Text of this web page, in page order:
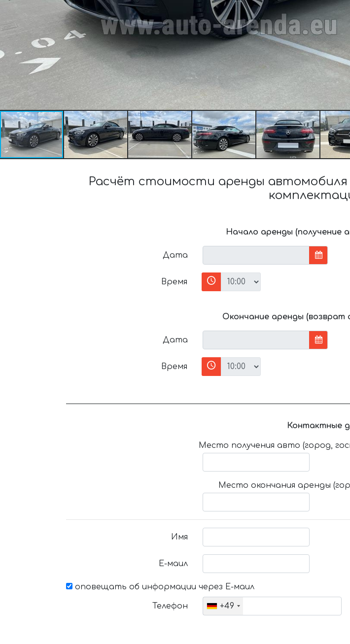
Расчёт стоимости аренды автомобиля
Начало аренды (получение
Дата
Время
Окончание аренды (возврат
Дата
Время
Контактные
Место получения авто (город,
Место окончания аренды
Имя
Е-маил
оповещать об информации через Е-маил
Телефон +49